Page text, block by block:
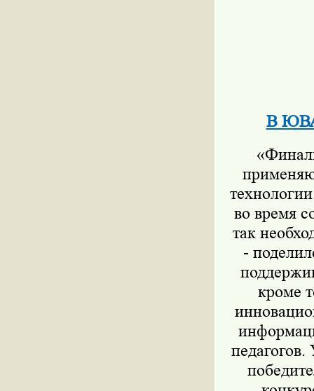
В
во время
так
-
кроме